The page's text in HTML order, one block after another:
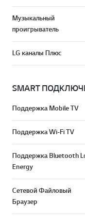
Музыкальный
проигрыватель
LG каналы Плюс
SMART
Поддержка Mobile TV
Поддержка Wi-Fi TV
Поддержка Bluetooth
Energy
Сетевой Файловый
Браузер